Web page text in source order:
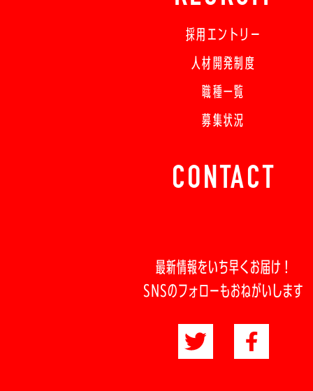
採用エントリー
人材開発制度
職種一覧
募集状況
CONTACT
最新情報をいち早くお届け！
SNSのフォローもおねがいします